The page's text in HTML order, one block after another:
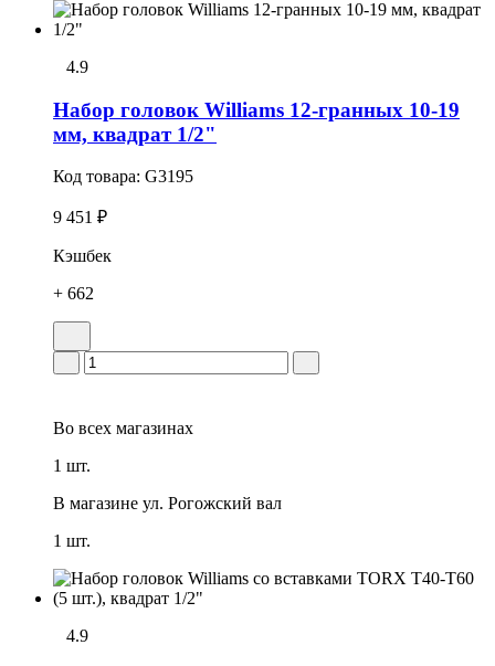
4.9
Набор головок Williams 12-гранных 10-19
мм, квадрат 1/2"
Код товара: G3195
9 451 ₽
Кэшбек
+ 662
Во всех магазинах
1 шт.
В магазине ул. Рогожский вал
1 шт.
4.9